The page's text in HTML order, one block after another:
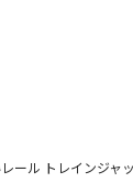
ール トレインジャ